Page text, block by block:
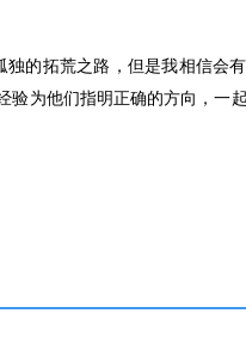
的拓荒之路，但是我相信会
验为他们指明正确的方向，一